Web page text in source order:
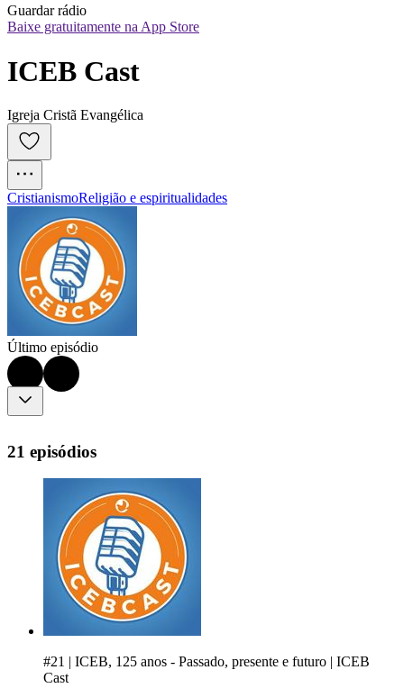
Guardar rádio
Baixe gratuitamente na App Store
ICEB Cast
Igreja Cristã Evangélica
CristianismoReligião e espiritualidades
Último episódio
21 episódios
#21 | ICEB, 125 anos - Passado, presente e futuro | ICEB
Cast